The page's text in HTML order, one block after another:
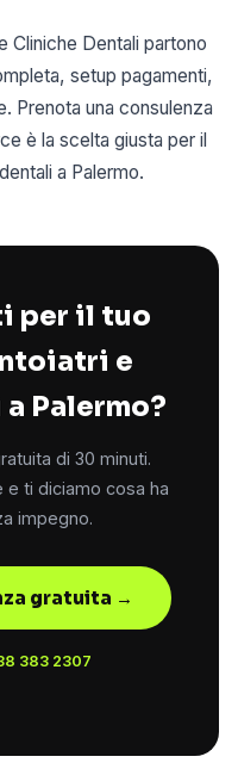
Cliniche Dentali partono
setup pagamenti,
Prenota una consulenza
è la scelta giusta per il
a Palermo.
per il tuo
e
Palermo?
di 30 minuti.
e ti diciamo cosa ha
impegno.
gratuita →
383 2307